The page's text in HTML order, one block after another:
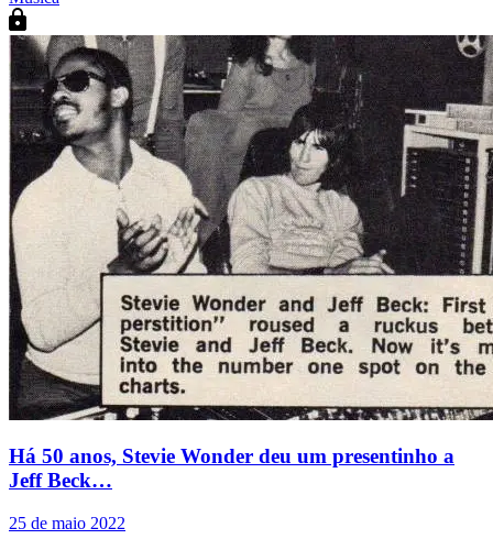
Há 50 anos, Stevie Wonder deu um presentinho a
Jeff Beck…
25 de maio 2022